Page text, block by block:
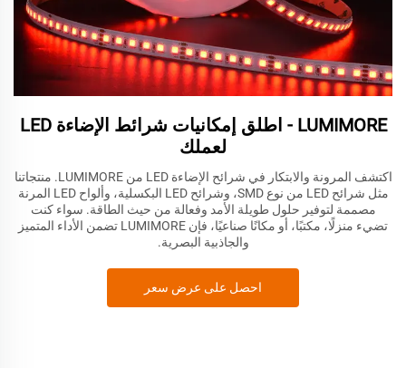
LUMIMORE - اطلق إمكانيات شرائط الإضاءة LED
لعملك
اكتشف المرونة والابتكار في شرائح الإضاءة LED من LUMIMORE. منتجاتنا
مثل شرائح LED من نوع SMD، وشرائح LED البكسلية، وألواح LED المرنة
مصممة لتوفير حلول طويلة الأمد وفعالة من حيث الطاقة. سواء كنت
تضيء منزلًا، مكتبًا، أو مكانًا صناعيًا، فإن LUMIMORE تضمن الأداء المتميز
والجاذبية البصرية.
احصل على عرض سعر